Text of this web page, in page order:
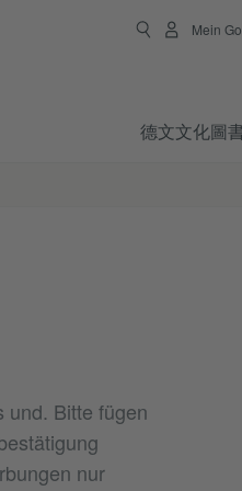
Mein
德文文化圖
und. Bitte fügen
nur